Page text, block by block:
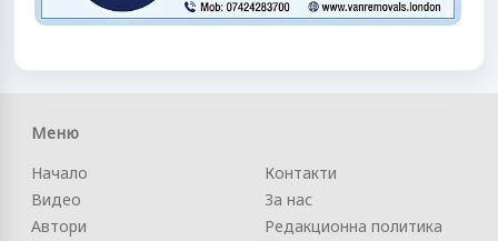
Меню
Начало
Видео
Автори
Контакти
За нас
Редакционна политика